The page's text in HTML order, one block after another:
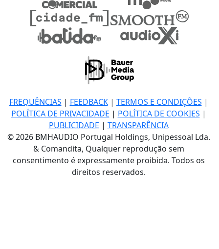
FREQUÊNCIAS | FEEDBACK| TERMOS E CONDIÇÕES |
POLÍTICA DE PRIVACIDADE | POLÍTICA DE COOKIES |
PUBLICIDADE | TRANSPARÊNCIA
© 2026 BMHAUDIO Portugal Holdings, Unipessoal Lda.
& Comandita, Qualquer reprodução sem
consentimento é expressamente proibida. Todos os
direitos reservados.